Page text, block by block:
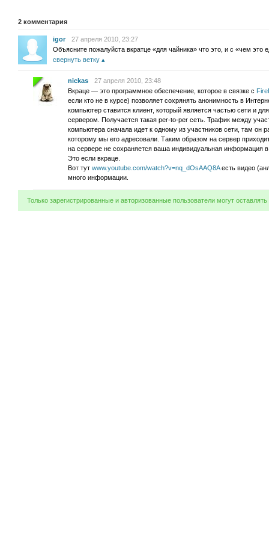
2 комментария
igor
27 апреля 2010, 23:27
Объясните пожалуйста вкратце «для чайника» что это, и с «чем это
свернуть ветку
nickas
27 апреля 2010, 23:48
Вкраце — это программное обеспечение, которое в связке с
если кто не в курсе) позволяет сохрянять анонимность в
компьютер ставится клиент, который является частью сети и
сервером. Получается такая per-to-per сеть. Трафик между
компьютера сначала идет к одному из участников сети, там он
которому мы его адресовали. Таким образом на сервер
на сервере не сохраняется ваша индивидуальная информация
Это если вкраце.
Вот тут www.youtube.com/watch?v=nq_dOsAAQ8Aесть видео
много информации.
Только зарегистрированные и авторизованные пользователи могут